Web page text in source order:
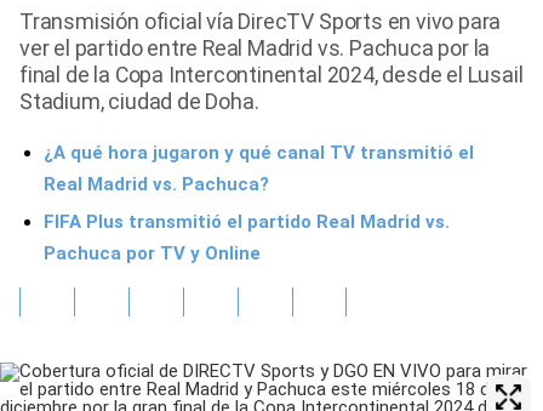
Tendencias Mix
Sports
Transmisión oficial vía DirecTV Sports en vivo para
ver el partido entre Real Madrid vs. Pachuca por la
final de la Copa Intercontinental 2024, desde el Lusail
Stadium, ciudad de Doha.
¿A qué hora jugaron y qué canal TV transmitió el
Real Madrid vs. Pachuca?
FIFA Plus transmitió el partido Real Madrid vs.
Pachuca por TV y Online